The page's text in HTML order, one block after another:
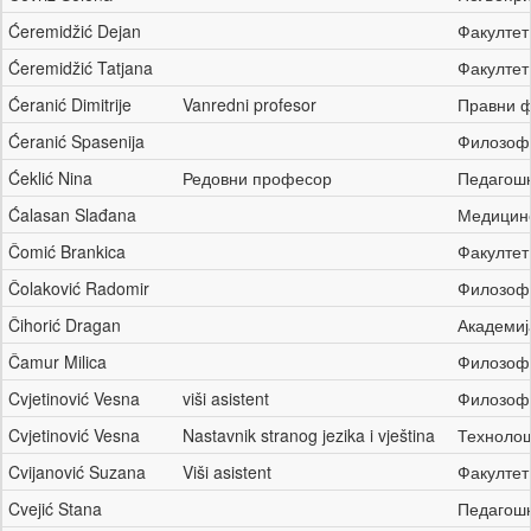
Ćeremidžić Dejan
Ćeremidžić Tatjana
Ćeranić Dimitrije
Vanredni profesor
Правни
Ćeranić Spasenija
Ćeklić Nina
Редовни професор
Ćalasan Slađana
Čomić Brankica
Čolaković Radomir
Čihorić Dragan
Čamur Milica
Cvjetinović Vesna
viši asistent
Cvjetinović Vesna
Nastavnik stranog jezika i vještina
Cvijanović Suzana
Viši asistent
Cvejić Stana